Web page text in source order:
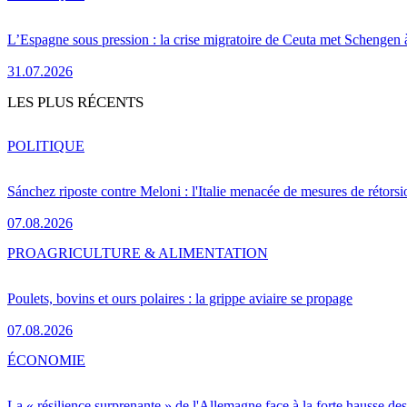
L’Espagne sous pression : la crise migratoire de Ceuta met Schengen
31.07.2026
LES PLUS RÉCENTS
Sánchez riposte contre Meloni : l'Italie menacée de mesures de
07.08.2026
POLITIQUE
Poulets, bovins et ours polaires : la grippe aviaire se propage
07.08.2026
PROAGRICULTURE & ALIMENTATION
ÉCONOMIE